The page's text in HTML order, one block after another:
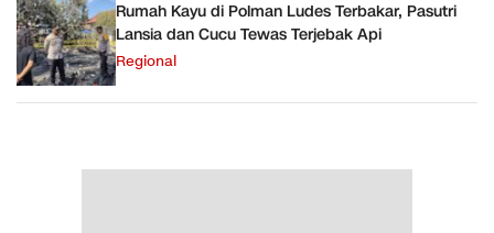
Rumah Kayu di Polman Ludes Terbakar, Pasutri
Lansia dan Cucu Tewas Terjebak Api
Regional